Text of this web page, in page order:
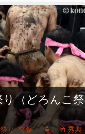
（どろんこ祭
り,奇祭 川﨑 秀典